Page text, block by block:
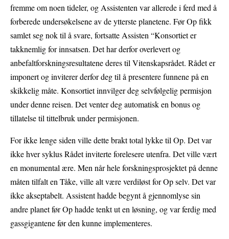
fremme om noen tideler, og Assistenten var allerede i ferd med å
forberede undersøkelsene av de ytterste planetene. Før Op fikk
samlet seg nok til å svare, fortsatte Assisten “Konsortiet er
takknemlig for innsatsen. Det har derfor overlevert og
anbefaltforskningsresultatene deres til Vitenskapsrådet. Rådet er
imponert og inviterer derfor deg til å presentere funnene på en
skikkelig måte. Konsortiet innvilger deg selvfølgelig permisjon
under denne reisen. Det venter deg automatisk en bonus og
tillatelse til tittelbruk under permisjonen.
For ikke lenge siden ville dette brakt total lykke til Op. Det var
ikke hver syklus Rådet inviterte forelesere utenfra. Det ville vært
en monumental ære. Men når hele forskningsprosjektet på denne
måten tilfalt en Tåke, ville alt være verdiløst for Op selv. Det var
ikke akseptabelt. Assistent hadde begynt å gjennomlyse sin
andre planet før Op hadde tenkt ut en løsning, og var ferdig med
gassgigantene før den kunne implementeres.